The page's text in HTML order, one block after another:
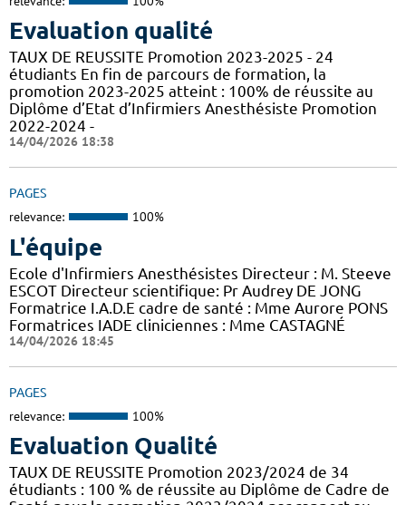
Evaluation qualité
TAUX DE REUSSITE Promotion 2023-2025 - 24
étudiants En fin de parcours de formation, la
promotion 2023-2025 atteint : 100% de réussite au
Diplôme d’Etat d’Infirmiers Anesthésiste Promotion
2022-2024 -
14/04/2026 18:38
PAGES
relevance: 100%
L'équipe
Ecole d'Infirmiers Anesthésistes Directeur : M. Steeve
ESCOT Directeur scientifique: Pr Audrey DE JONG
Formatrice I.A.D.E cadre de santé : Mme Aurore PONS
Formatrices IADE cliniciennes : Mme CASTAGNÉ
14/04/2026 18:45
PAGES
relevance: 100%
Evaluation Qualité
TAUX DE REUSSITE Promotion 2023/2024 de 34
étudiants : 100 % de réussite au Diplôme de Cadre de